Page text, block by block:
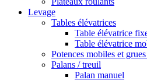
Levage
Tables élévatrices
Table élévatrice
Table élévatrice
Potences mobiles et
Palans / treuil
Palan manuel